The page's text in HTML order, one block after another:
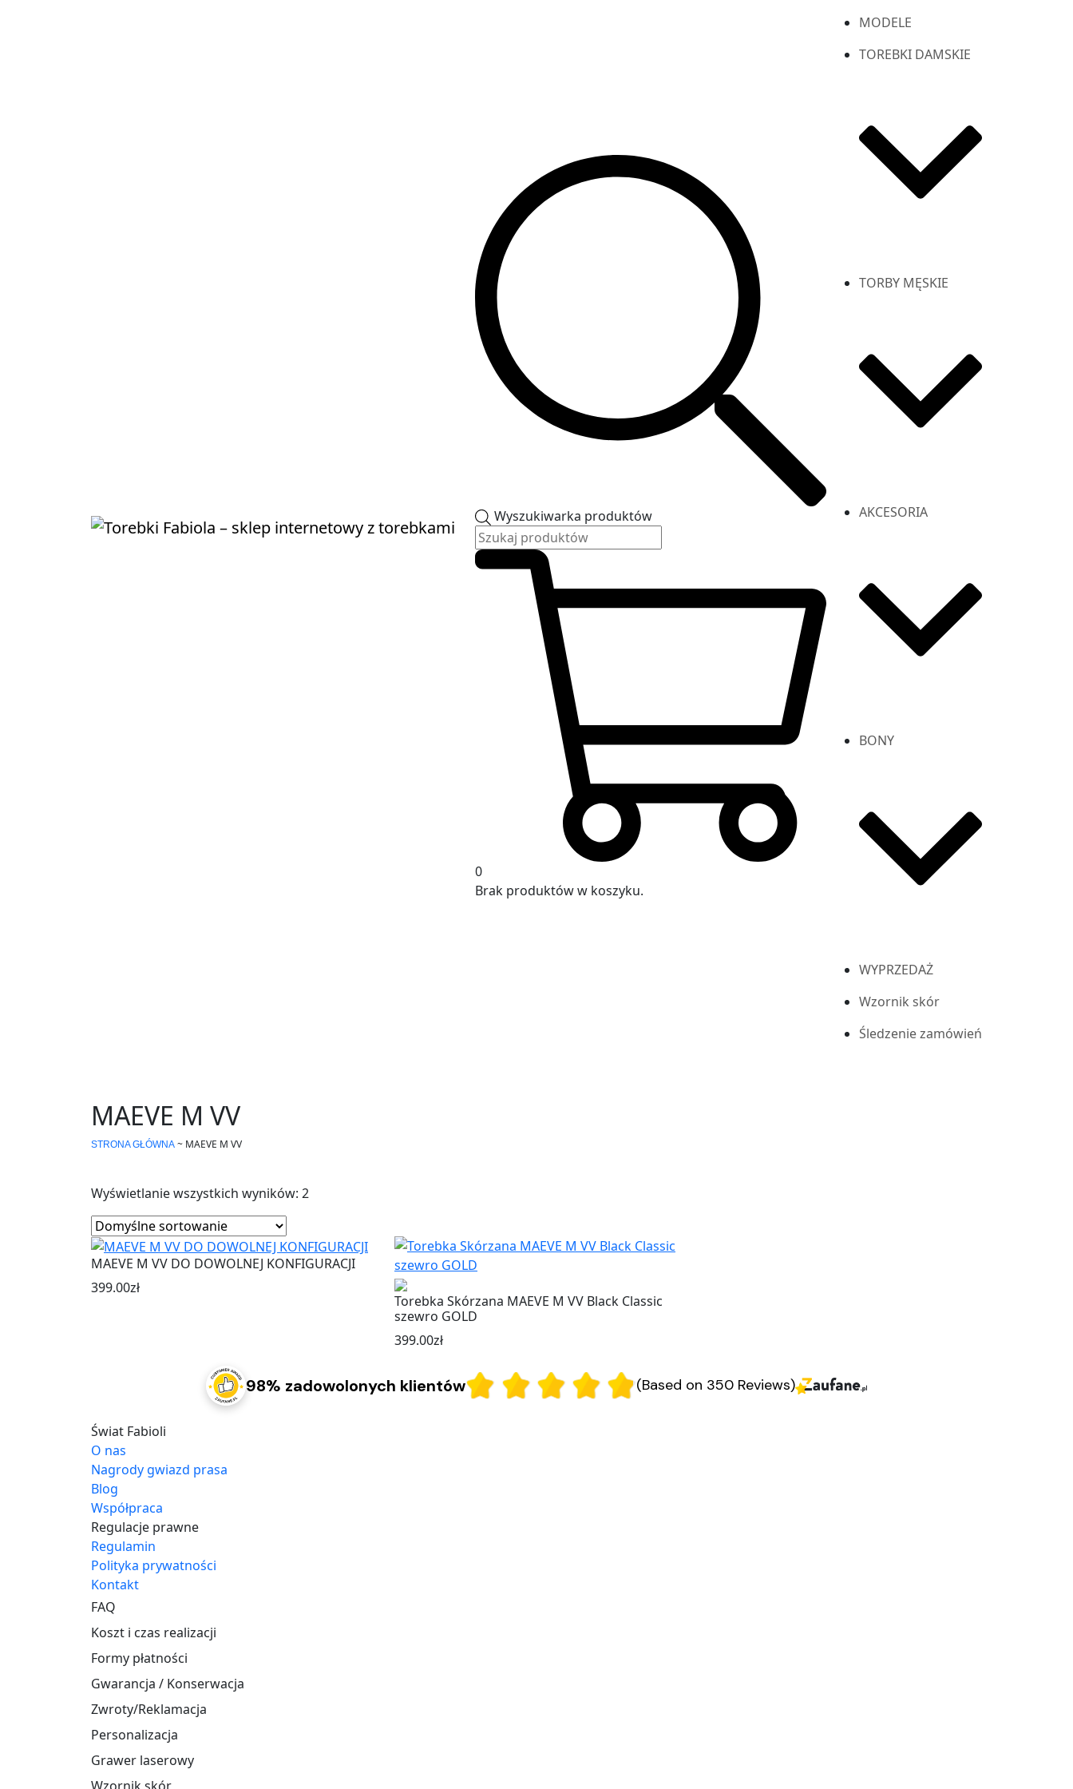
Wyszukiwarka produktów
0
Brak produktów w koszyku.
MODELE
TOREBKI DAMSKIE
TORBY MĘSKIE
AKCESORIA
BONY
WYPRZEDAŻ
Wzornik skór
Śledzenie zamówień
MAEVE M VV
STRONA GŁÓWNA ~ MAEVE M VV
Wyświetlanie wszystkich wyników: 2
MAEVE M VV DO DOWOLNEJ KONFIGURACJI
399.00zł
Torebka Skórzana MAEVE M VV Black Classic
szewro GOLD
399.00zł
98% zadowolonych klientów (Based on 350 Reviews)
Świat Fabioli
O nas
Nagrody gwiazd prasa
Blog
Współpraca
Regulacje prawne
Regulamin
Polityka prywatności
Kontakt
FAQ
Koszt i czas realizacji
Formy płatności
Gwarancja / Konserwacja
Zwroty/Reklamacja
Personalizacja
Grawer laserowy
Wzornik skór